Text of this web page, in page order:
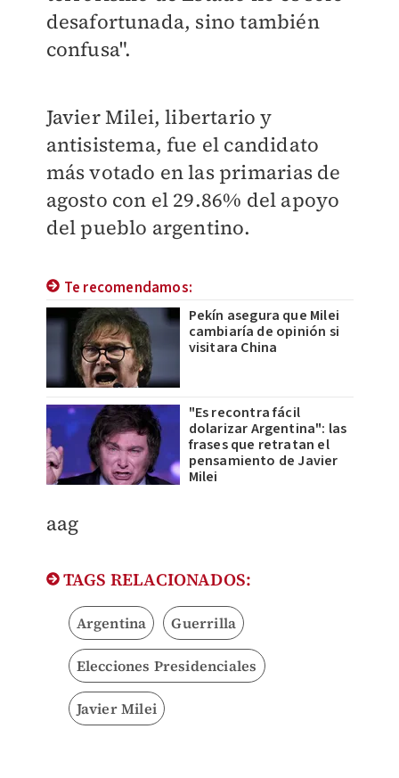
desafortunada, sino también
confusa".
Javier Milei, libertario y
antisistema, fue el candidato
más votado en las primarias de
agosto con el 29.86% del apoyo
del pueblo argentino.
Te recomendamos:
Pekín asegura que Milei
cambiaría de opinión si
visitara China
"Es recontra fácil
dolarizar Argentina": las
frases que retratan el
pensamiento de Javier
Milei
aag
TAGS RELACIONADOS:
Argentina Guerrilla
Elecciones Presidenciales
Javier Milei